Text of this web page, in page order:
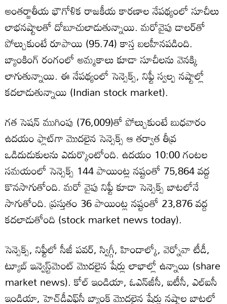
అంతర్జాతీయ భౌగోళిక రాజకీయ కారణాల నేపథ్యంలో సూచీలు
లాభనష్టాలతో దోబూచులాడుతున్నాయి. మరోవైపు డాలర్‌తో
పోల్చుకుంటే రూపాయి (95.74) కాస్త బలహీనపడింది.
బ్యాంకింగ్ రంగంలో అమ్మకాలు కూడా సూచీలను వెనక్కి
లాగుతున్నాయి. ఈ నేపథ్యంలో సెన్సెక్స్, నిఫ్టీ స్వల్ప నష్టాల్లో
కదలాడుతున్నాయి (Indian stock market).
గత సెషన్ ముగింపు (76,009)తో పోల్చుకుంటే బుధవారం
ఉదయం ఫ్లాట్‌గా మొదలైన సెన్సెక్స్ ఆ తర్వాత తీవ్ర
ఒడిదుడుకులను ఎదుర్కొంటోంది. ఉదయం 10:00 గంటల
సమయంలో సెన్సెక్స్ 144 పాయింట్ల నష్టంతో 75,864 వద్ద
కొనసాగుతోంది. మరో వైపు నిఫ్టీ కూడా సెన్సెక్స్ బాటలోనే
సాగుతోంది. ప్రస్తుతం 36 పాయింట్ల నష్టంతో 23,876 వద్ద
కదలాడుతోంది (stock market news today).
సెన్సెక్స్‌, నిఫ్టీలో సీజీ పవర్, స్విగ్గీ, హిందాల్కో, వెర్నోవా టీడీ,
ట్యూబ్ ఇన్వెస్ట్‌మెంట్ మొదలైన షేర్లు లాభాల్లో ఉన్నాయి (share
market news). కోల్ ఇండియా, ఓఎన్‌జీసీ, ఐటీసీ, ఎల్‌ఐసీ
ఇండియా, హెచ్‌డీఎఫ్‌సీ బ్యాంక్ మొదలైన షేర్లు నష్టాల బాటలో